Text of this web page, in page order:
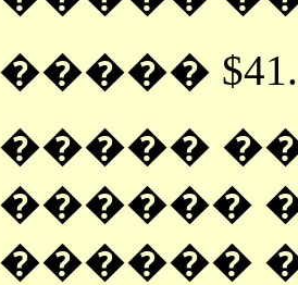
�����
�ٽ�
������
�� �ִ�.